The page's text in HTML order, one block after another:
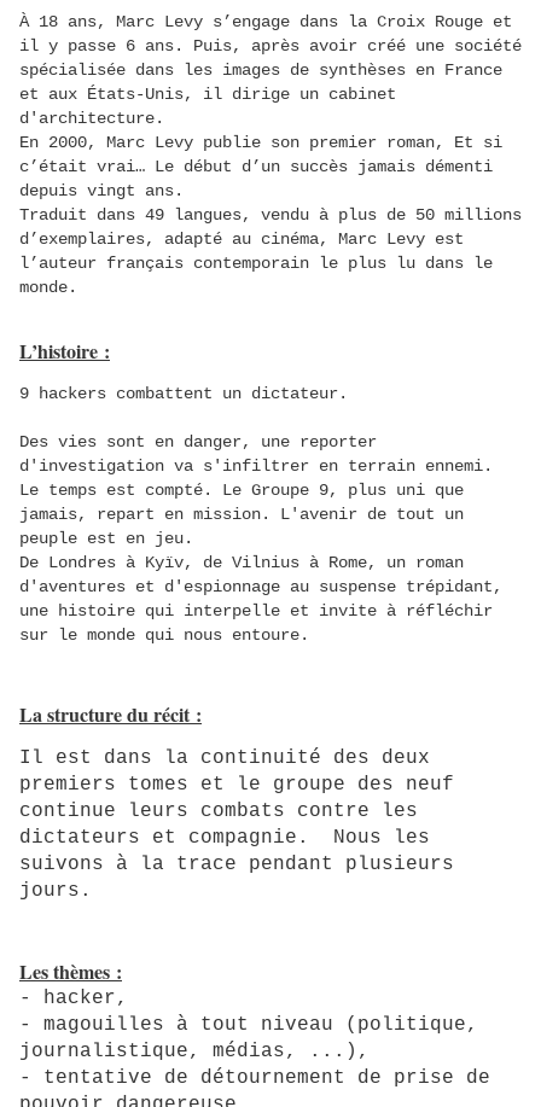
À 18 ans, Marc Levy s’engage dans la Croix Rouge et
il y passe 6 ans. Puis, après avoir créé une société
spécialisée dans les images de synthèses en France
et aux États-Unis, il dirige un cabinet
d'architecture.
En 2000, Marc Levy publie son premier roman, Et si
c’était vrai… Le début d’un succès jamais démenti
depuis vingt ans.
Traduit dans 49 langues, vendu à plus de 50 millions
d’exemplaires, adapté au cinéma, Marc Levy est
l’auteur français contemporain le plus lu dans le
monde.
L’histoire :
9 hackers combattent un dictateur.
Des vies sont en danger, une reporter
d'investigation va s'infiltrer en terrain ennemi.
Le temps est compté. Le Groupe 9, plus uni que
jamais, repart en mission. L'avenir de tout un
peuple est en jeu.
De Londres à Kyïv, de Vilnius à Rome, un roman
d'aventures et d'espionnage au suspense trépidant,
une histoire qui interpelle et invite à réfléchir
sur le monde qui nous entoure.
La structure du récit :
Il est dans la continuité des deux
premiers tomes et le groupe des neuf
continue leurs combats contre les
dictateurs et compagnie. Nous les
suivons à la trace pendant plusieurs
jours.
Les thèmes :
- hacker,
- magouilles à tout niveau (politique,
journalistique, médias, .. .),
- tentative de détournement de prise de